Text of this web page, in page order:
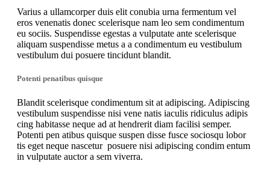
Varius a ullamcorper duis elit conubia urna fermentum vel
eros venenatis donec scelerisque nam leo sem condimentum
eu sociis. Suspendisse egestas a vulputate ante scelerisque
aliquam suspendisse metus a a condimentum eu vestibulum
vestibulum dui posuere tincidunt blandit.
Potenti penatibus quisque
Blandit scelerisque condimentum sit at adipiscing. Adipiscing
vestibulum suspendisse nisi vene natis iaculis ridiculus adipis
cing habitasse neque ad at hendrerit diam facilisi semper.
Potenti pen atibus quisque suspen disse fusce sociosqu lobor
tis eget neque nascetur posuere nisi adipiscing condim entum
in vulputate auctor a sem viverra.